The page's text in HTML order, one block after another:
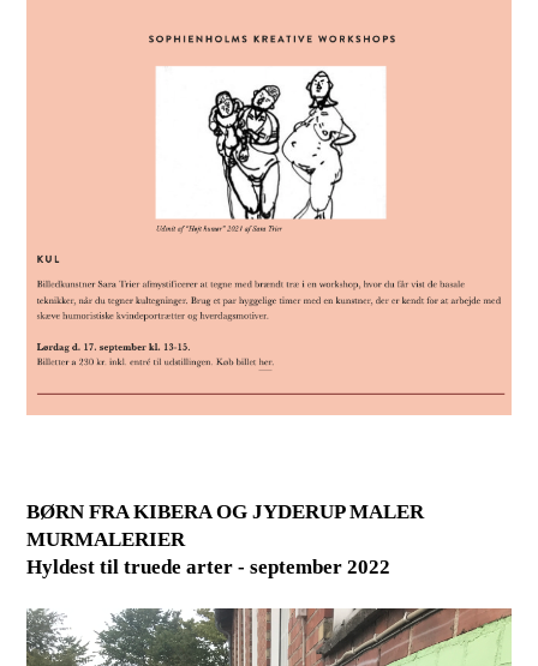
BØRN FRA KIBERA OG JYDERUP MALER
MURMALERIER
Hyldest til truede arter - september 2022